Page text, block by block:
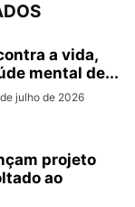
a vida,
mental de...
julho de 2026
projeto
ao